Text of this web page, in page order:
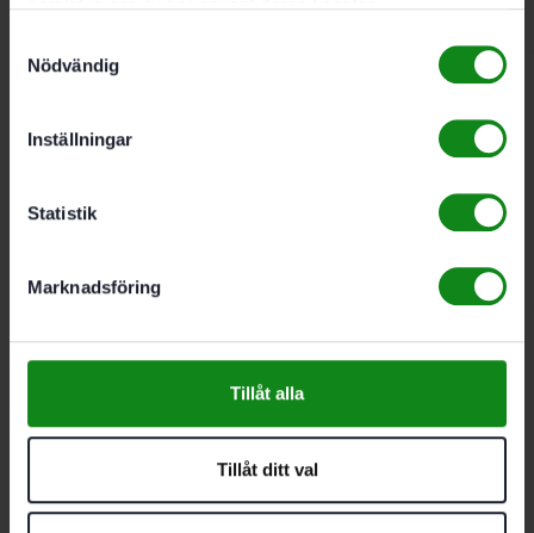
Nödvändig
Inställningar
Statistik
Marknadsföring
Tillåt alla
Tillåt ditt val
Festool Slippapper STF
DELTA/9 P150 GR/100
Granat
747kr
Festool Slippapper STF
DELTA/9 P120 GR/100
Granat